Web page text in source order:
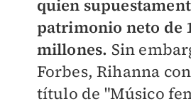
quien
patrimonio neto de
millones. Sin
Forbes, Rihanna
título de "Músico